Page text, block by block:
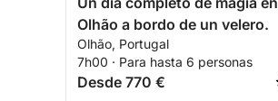
Olhão a bordo de un velero.
Olhão, Portugal
7h00 · Para hasta 6 personas
Desde 770 €